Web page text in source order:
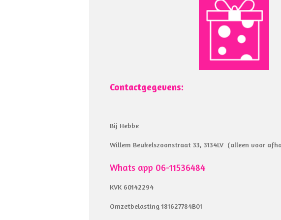
o
k
p
p
Contactgegevens:
Bij Hebbe
Willem Beukelszoonstraat 33, 3134LV (alleen voor
Whats app 06-11536484
KVK 60142294
Omzetbelasting 181627784B01